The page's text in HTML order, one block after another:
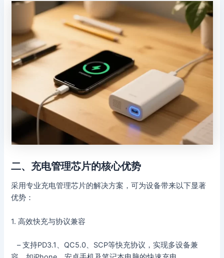
二、充电管理芯片的核心优势
采用专业充电管理芯片的解决方案，可为设备带来以下显著
优势：
1. 高效快充与协议兼容
– 支持PD3.1、QC5.0、SCP等快充协议，实现多设备兼